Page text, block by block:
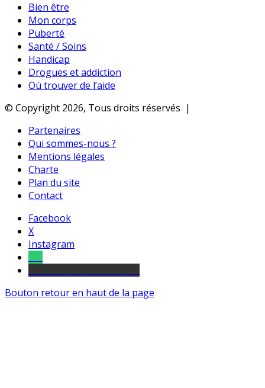
Bien être
Mon corps
Puberté
Santé / Soins
Handicap
Drogues et addiction
Où trouver de l’aide
© Copyright 2026, Tous droits réservés |
Partenaires
Qui sommes-nous ?
Mentions légales
Charte
Plan du site
Contact
Facebook
X
Instagram
Bouton retour en haut de la page